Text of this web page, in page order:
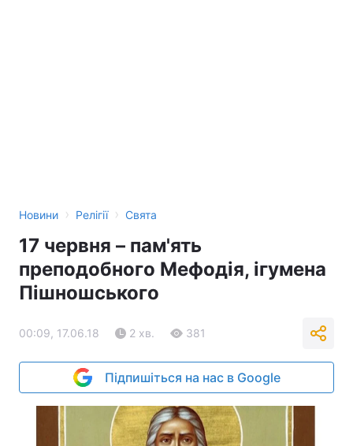
Новини › Релігії › Свята
17 червня – пам'ять
преподобного Мефодія, ігумена
Пішношського
00:09, 17.06.18 2 хв. 381
Підпишіться на нас в Google